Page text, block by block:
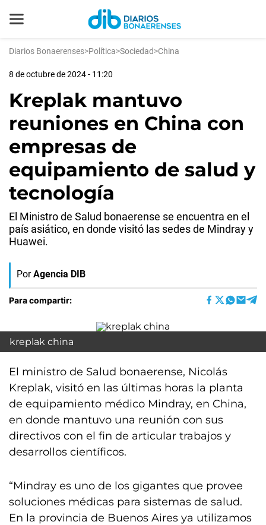
Diarios Bonaerenses>Política>Sociedad>China
8 de octubre de 2024 - 11:20
Kreplak mantuvo
reuniones en China con
empresas de
equipamiento de salud y
tecnología
El Ministro de Salud bonaerense se encuentra en el
país asiático, en donde visitó las sedes de Mindray y
Huawei.
Por Agencia DIB
Para compartir:
kreplak china
El ministro de Salud bonaerense, Nicolás
Kreplak, visitó en las últimas horas la planta
de equipamiento médico Mindray, en China,
en donde mantuvo una reunión con sus
directivos con el fin de articular trabajos y
desarrollos científicos.
“Mindray es uno de los gigantes que provee
soluciones médicas para sistemas de salud.
En la provincia de Buenos Aires ya utilizamos